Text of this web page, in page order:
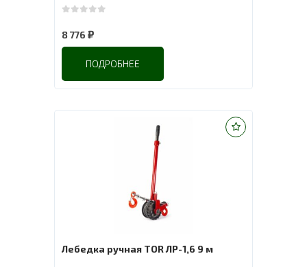
8 776 ₽
ПОДРОБНЕЕ
Лебедка ручная TOR ЛР-1,6 9 м